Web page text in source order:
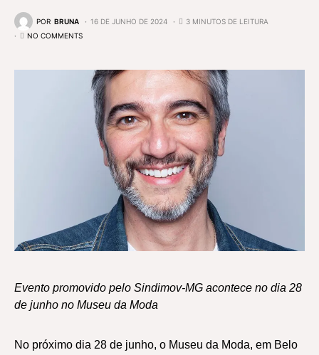
POR BRUNA 16 DE JUNHO DE 2024
3 MINUTOS DE LEITURA
NO COMMENTS
Evento promovido pelo Sindimov-MG acontece no dia 28
de junho no Museu da Moda
No próximo dia 28 de junho, o Museu da Moda, em Belo